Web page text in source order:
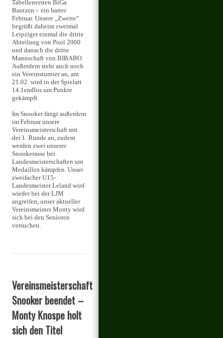
Tabellenersten BiGa
Bautzen – ein harter
Februar. Unsere „Zweite“
begrüßt daheim zweimal
Leipziger einmal die dritte
Abteilung von Pool 2000
und danach die dritte
Mannschaft von BIBABO.
Außerdem steht auch noch
ein Vereinsturnier an, am
21.02. wird in der Spielart
14.1endlos um Punkte
gekämpft.
Im Snooker fängt außerdem
im Februar unsere
Vereinsmeisterschaft mit
der 1. Runde an, zudem
werden zwei unserer
Snookerasse bei
Landesmeisterschaften um
Medaillen kämpfen. Unser
zweifacher U15-
Landesmeister Leland wird
wieder bei der LJM
angreifen, unser aktueller
Vereinsmeister Monty wird
sich bei den Senioren
versuchen.
Vereinsmeisterschaft
Snooker beendet –
Monty Knospe holt
sich den Titel